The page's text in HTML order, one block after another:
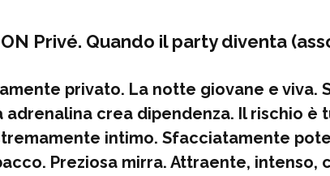
Privé. Quando il party diventa
privato. La notte giovane e viva.
adrenalina crea dipendenza. Il rischio è
intimo. Sfacciatamente
Preziosa mirra. Attraente, intenso,